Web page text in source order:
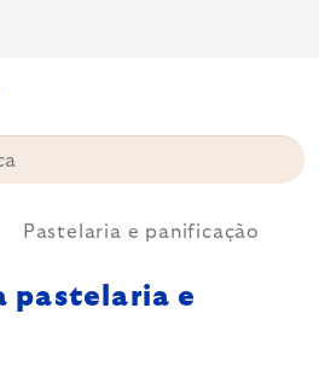
Pastelaria e panificação
pastelaria e